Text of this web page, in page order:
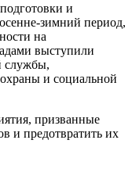
и
зимний период,
на
выступили
службы,
и социальной
призванные
и предотвратить их